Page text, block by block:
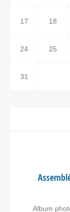
17 18
24 25
31
Album